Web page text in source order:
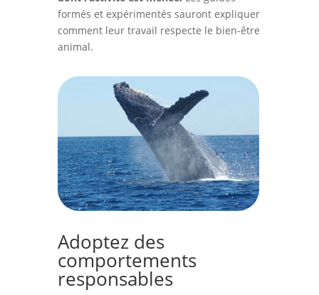
formés et expérimentés sauront expliquer
comment leur travail respecte le bien-être
animal.
Adoptez des
comportements
responsables